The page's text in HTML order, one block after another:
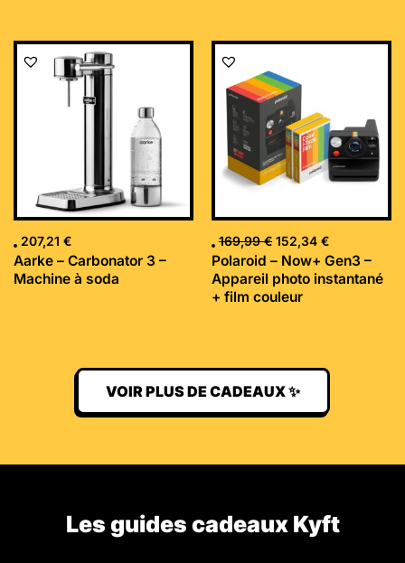
207,21 €
Aarke – Carbonator 3 –
Machine à soda
169,99€
Le
initial
était :
169,99 €.
152,34 €
Le
Polaroid – Now+ Gen3 –
Appareil photo instantané
+ film couleur
VOIR PLUS DE CADEAUX ✨
Les guides cadeaux Kyft​